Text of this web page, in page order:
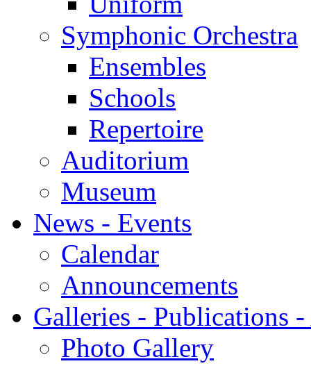
Symphonic Orchestra
Ensembles
Schools
Repertoire
Auditorium
Museum
News - Events
Calendar
Announcements
Galleries - Publications
Photo Gallery